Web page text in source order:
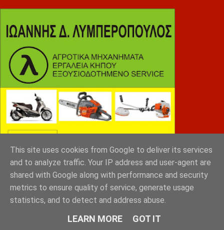
NEOPTIC
This site uses cookies from Google to deliver its services
and to analyze traffic. Your IP address and user-agent are
shared with Google along with performance and security
metrics to ensure quality of service, generate usage
statistics, and to detect and address abuse.
LEARN MORE GOT IT